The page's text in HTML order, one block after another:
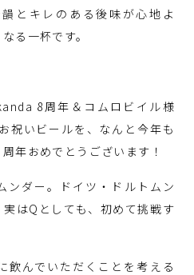
とキレのある後味が心地よ
る一杯です。
8周年＆コムロビイル様
祝いビールを、なんと今年も
年おめでとうございます！
ンダー。ドイツ・ドルトムン
はQとしても、初めて挑戦す
飲んでいただくことを考える